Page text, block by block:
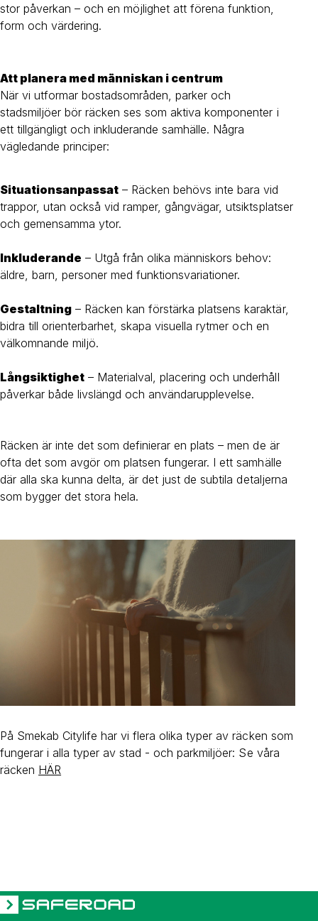
stor påverkan – och en möjlighet att förena funktion,
form och värdering.
Att planera med människan i centrum
När vi utformar bostadsområden, parker och
stadsmiljöer bör räcken ses som aktiva komponenter i
ett tillgängligt och inkluderande samhälle. Några
vägledande principer:
Situationsanpassat – Räcken behövs inte bara vid
trappor, utan också vid ramper, gångvägar, utsiktsplatser
och gemensamma ytor.
Inkluderande – Utgå från olika människors behov:
äldre, barn, personer med funktionsvariationer.
Gestaltning – Räcken kan förstärka platsens karaktär,
bidra till orienterbarhet, skapa visuella rytmer och en
välkomnande miljö.
Långsiktighet – Materialval, placering och underhåll
påverkar både livslängd och användarupplevelse.
Räcken är inte det som definierar en plats – men de är
ofta det som avgör om platsen fungerar. I ett samhälle
där alla ska kunna delta, är det just de subtila detaljerna
som bygger det stora hela.
På Smekab Citylife har vi flera olika typer av räcken som
fungerar i alla typer av stad - och parkmiljöer: Se våra
räcken HÄR